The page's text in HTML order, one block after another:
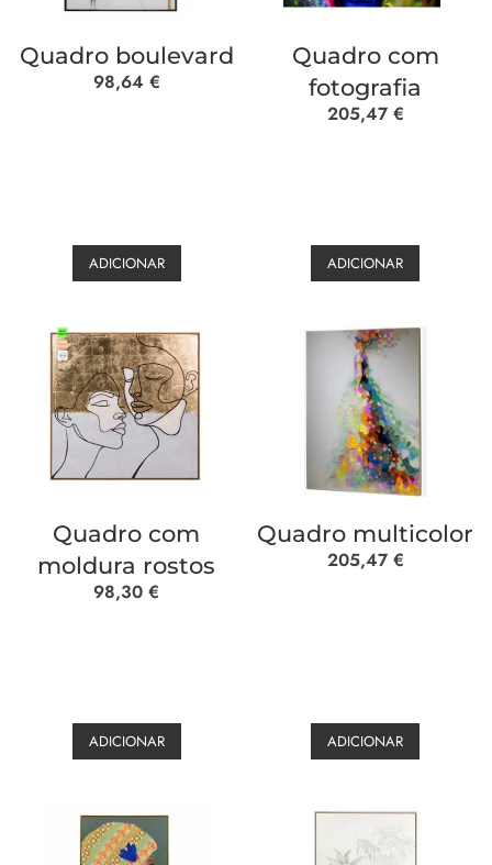
Quadro boulevard
98,64 €
ADICIONAR
Quadro com
fotografia
205,47 €
ADICIONAR
Quadro com
moldura rostos
98,30€
ADICIONAR
Quadro multicolor
205,47 €
ADICIONAR